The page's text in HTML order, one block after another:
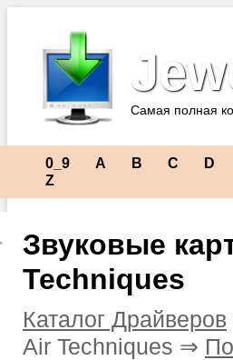
Самая полная
0_9 A B C D
Z
Звуковые
Techniques
Каталог Драйверов
Air Techniques ⇒